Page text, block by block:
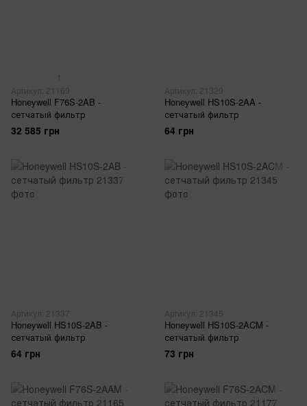
1
Артикул: 21169
Honeywell F76S-2AB -
сетчатый фильтр
32 585 грн
Артикул: 21329
Honeywell HS10S-2AA -
сетчатый фильтр
64 грн
Артикул: 21337
Honeywell HS10S-2AB -
сетчатый фильтр
64 грн
Артикул: 21345
Honeywell HS10S-2ACM -
сетчатый фильтр
73 грн